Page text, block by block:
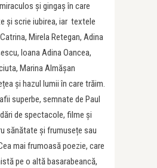
și gingaș în care
și scrie iubirea, iar textele
Mirela Retegan, Adina
Ioana Adina Oancea,
Marina Almășan
și hazul lumii în care trăim.
superbe, semnate de Paul
de spectacole, filme și
sănătate și frumusețe sau
mai frumoasă poezie, care
pe o altă basarabeancă,